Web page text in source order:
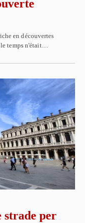
en découvertes
temps n'était…
strade per